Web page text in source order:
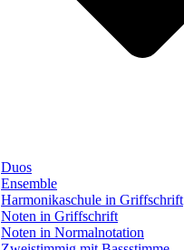
Duos
Ensemble
Harmonikaschule in Griffschrift
Noten in Griffschrift
Noten in Normalnotation